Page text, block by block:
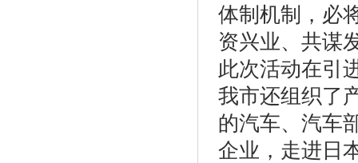
体制机制，必
资兴业、共谋
此次活动在引
我市还组织了
的汽车、汽车
企业，走进日